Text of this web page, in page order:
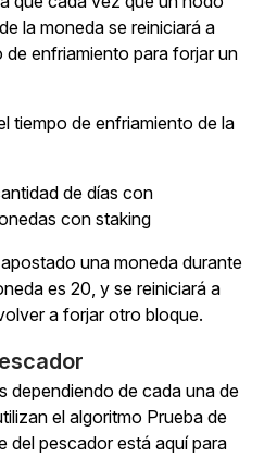
la moneda se reiniciará a
enfriamiento para forjar un
tiempo de enfriamiento de la
de días con
con staking
una moneda durante
es 20, y se reiniciará a
a forjar otro bloque.
dependiendo de cada una de
el algoritmo Prueba de
del pescador está aquí para